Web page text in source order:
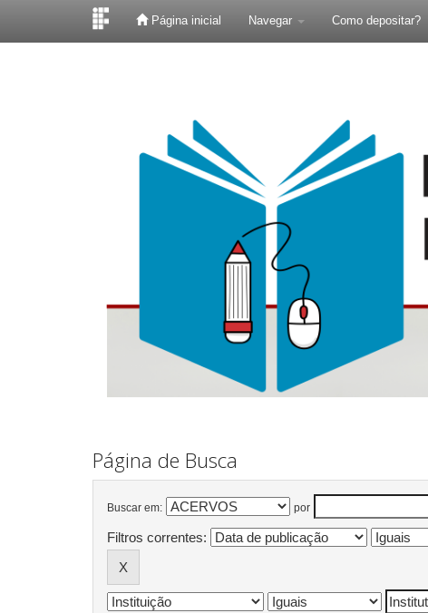
Página inicial Navegar Como depositar?
Página de Busca
Buscar em: por
Filtros correntes: